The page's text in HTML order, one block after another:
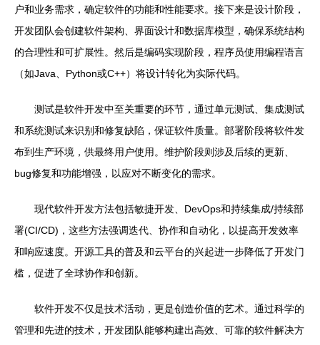
户和业务需求，确定软件的功能和性能要求。接下来是设计阶段，
开发团队会创建软件架构、界面设计和数据库模型，确保系统结构
的合理性和可扩展性。然后是编码实现阶段，程序员使用编程语言
（如Java、Python或C++）将设计转化为实际代码。
测试是软件开发中至关重要的环节，通过单元测试、集成测试
和系统测试来识别和修复缺陷，保证软件质量。部署阶段将软件发
布到生产环境，供最终用户使用。维护阶段则涉及后续的更新、
bug修复和功能增强，以应对不断变化的需求。
现代软件开发方法包括敏捷开发、DevOps和持续集成/持续部
署(CI/CD)，这些方法强调迭代、协作和自动化，以提高开发效率
和响应速度。开源工具的普及和云平台的兴起进一步降低了开发门
槛，促进了全球协作和创新。
软件开发不仅是技术活动，更是创造价值的艺术。通过科学的
管理和先进的技术，开发团队能够构建出高效、可靠的软件解决方